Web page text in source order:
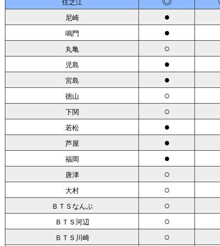
住之江
尼崎 ●
鳴門 ●
丸亀 ○
児島 ●
宮島 ●
徳山 ○
下関 ○
若松 ●
芦屋 ●
福岡 ●
唐津 ○
大村 ○
ＢＴＳなんぶ ○
ＢＴＳ河辺 ○
ＢＴＳ川崎 ○